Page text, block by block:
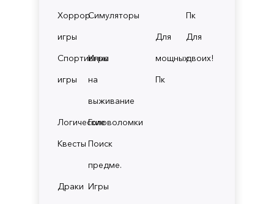
Хоррор
игры
Симуляторы
Спортивные
игры
Игры
на
выживание
ЛогическиеГоловоломки
Квесты Поиск
предме.
Драки Игры
Пк
Для
мощных
Пк
Для
двоих!